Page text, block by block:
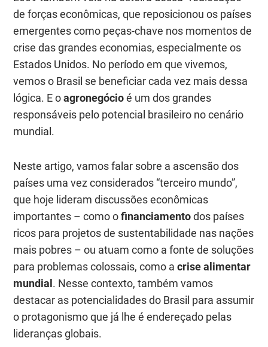
de forças econômicas, que reposicionou os países
emergentes como peças-chave nos momentos de
crise das grandes economias, especialmente os
Estados Unidos. No período em que vivemos,
vemos o Brasil se beneficiar cada vez mais dessa
lógica. E oagronegócioé um dos grandes
responsáveis pelo potencial brasileiro no cenário
mundial.
Neste artigo, vamos falar sobre a ascensão dos
países uma vez considerados “terceiro mundo”,
que hoje lideram discussões econômicas
importantes – como ofinanciamentodos países
ricos para projetos de sustentabilidade nas nações
mais pobres – ou atuam como a fonte de soluções
para problemas colossais, como acrise alimentar
mundial . Nesse contexto, também vamos
destacar as potencialidades do Brasil para assumir
o protagonismo que já lhe é endereçado pelas
lideranças globais.